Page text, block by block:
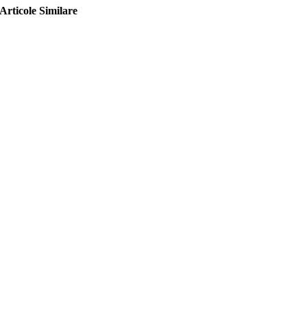
Articole Similare